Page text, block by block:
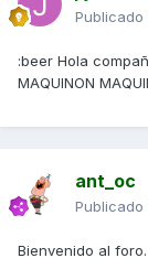
Publicado
:beer Hola
MAQUINON
ant_oc
Publicado
Bienvenido al foro.